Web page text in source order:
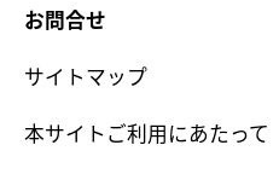
お問合せ
サイトマップ
本サイトご利用にあたって